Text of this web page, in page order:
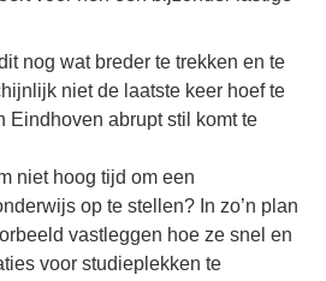
nog wat breder te trekken en te
niet de laatste keer hoef te
Eindhoven abrupt stil komt te
niet hoog tijd om een
op te stellen? In zo’n plan
vastleggen hoe ze snel en
voor studieplekken te